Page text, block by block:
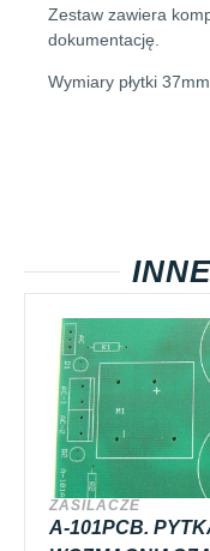
Zestaw zawiera
dokumentację.
Wymiary płytki
ZASILACZE
A-101PCB.